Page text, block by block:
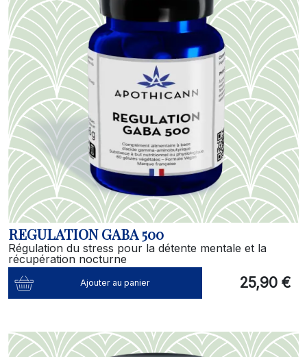
REGULATION GABA 500
Régulation du stress pour la détente mentale et la
récupération nocturne
Ajouter au panier 25,90 €